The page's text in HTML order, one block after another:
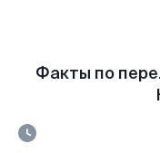
Факты по